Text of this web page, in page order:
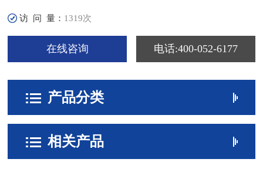
访 问 量： 1319次
在线咨询 电话:400-052-6177
产品分类
相关产品